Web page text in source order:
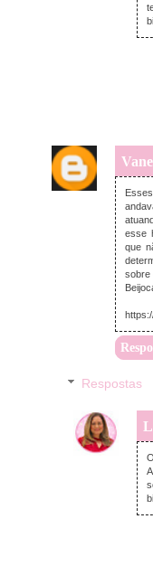
esse
que
sobre
Respostas